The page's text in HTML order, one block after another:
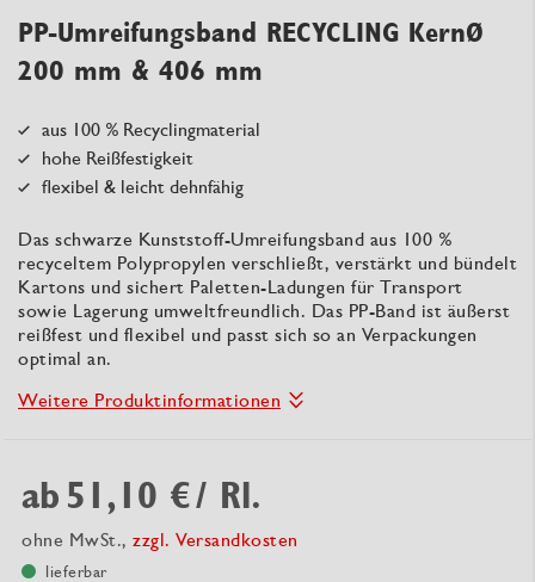
PP-Umreifungsband RECYCLING KernØ
200 mm & 406 mm
aus 100 % Recyclingmaterial
hohe Reißfestigkeit
flexibel & leicht dehnfähig
Das schwarze Kunststoff-Umreifungsband aus 100 %
recyceltem Polypropylen verschließt, verstärkt und bündelt
Kartons und sichert Paletten-Ladungen für Transport
sowie Lagerung umweltfreundlich. Das PP-Band ist äußerst
reißfest und flexibel und passt sich so an Verpackungen
optimal an.
Weitere Produktinformationen
ab 51,10 €/ Rl.
ohne MwSt., zzgl. Versandkosten
lieferbar